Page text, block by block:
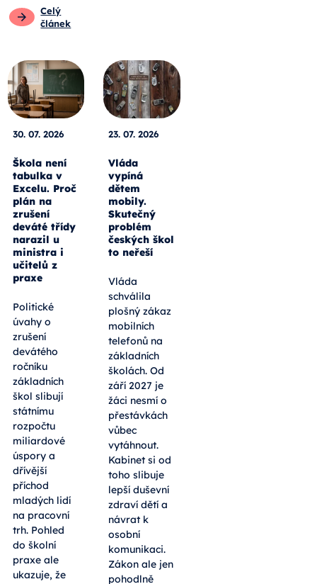
Celý
článek
30. 07. 2026
Škola není
tabulka v
Excelu. Proč
plán na
zrušení
deváté třídy
narazil u
ministra i
učitelů z
praxe
Politické
úvahy o
zrušení
devátého
ročníku
základních
škol slibují
státnímu
rozpočtu
miliardové
úspory a
dřívější
příchod
mladých lidí
na pracovní
trh. Pohled
do školní
praxe ale
ukazuje, že
23. 07. 2026
Vláda
vypíná
dětem
mobily.
Skutečný
problém
českých škol
to neřeší
Vláda
schválila
plošný zákaz
mobilních
telefonů na
základních
školách. Od
září 2027 je
žáci nesmí o
přestávkách
vůbec
vytáhnout.
Kabinet si od
toho slibuje
lepší duševní
zdraví dětí a
návrat k
osobní
komunikaci.
Zákon ale jen
pohodlně